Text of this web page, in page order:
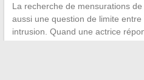
La recherche de mensurations
aussi une question de limite
intrusion. Quand une actrice